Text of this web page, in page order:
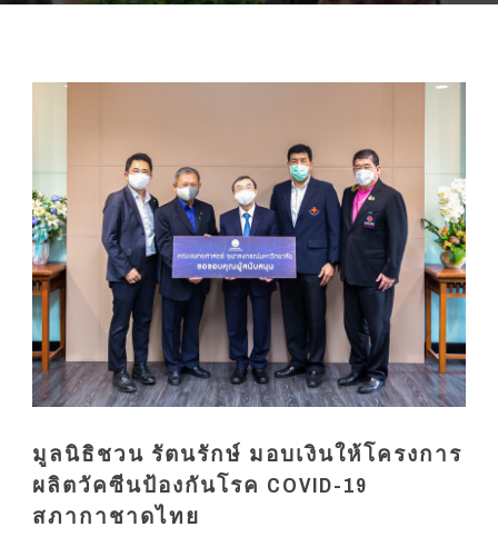
มูลนิธิชวน รัตนรักษ์ มอบเงินให้โครงการ
ผลิตวัคซีนป้องกันโรค COVID-19
สภากาชาดไทย